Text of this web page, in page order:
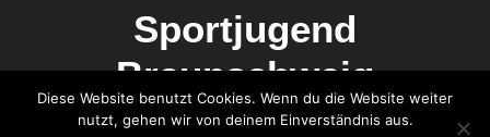
Sportjugend
Braunschweig
© 2026 Sportjugend Braunschweig. WordPress mit dem
Diese Website benutzt Cookies. Wenn du die Website weiter
nutzt, gehen wir von deinem Einverständnis aus.